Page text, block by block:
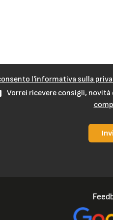
l'informativa sulla
Vorrei ricevere consigli,